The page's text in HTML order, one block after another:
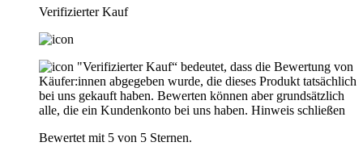
Verifizierter Kauf
"Verifizierter Kauf“ bedeutet, dass die Bewertung von
Käufer:innen abgegeben wurde, die dieses Produkt tatsächlich
bei uns gekauft haben. Bewerten können aber grundsätzlich
alle, die ein Kundenkonto bei uns haben. Hinweis schließen
Bewertet mit 5 von 5 Sternen.